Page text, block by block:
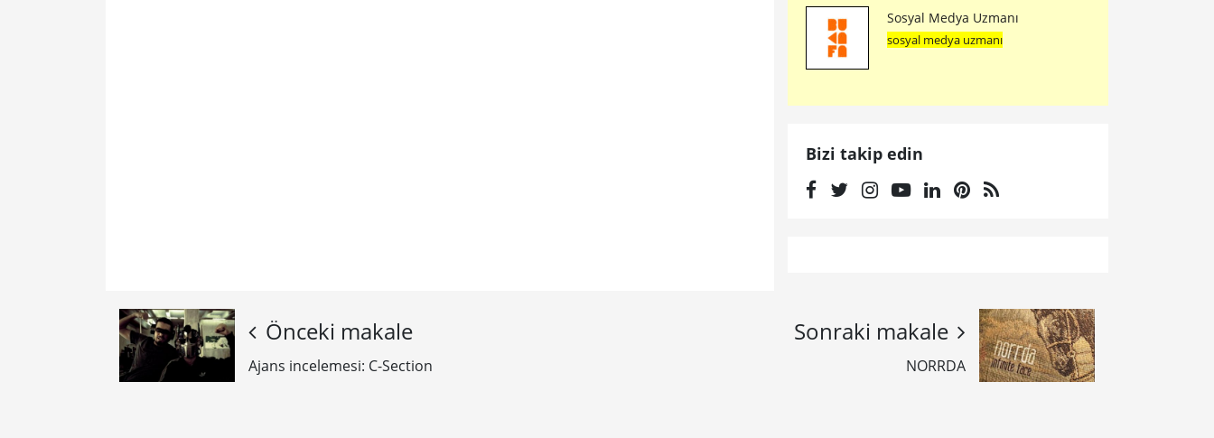
Sosyal Medya Uzmanı
sosyal medya uzmanı
Bizi takip edin
Önceki makale
Ajans incelemesi: C-Section
Sonraki makale
NORRDA